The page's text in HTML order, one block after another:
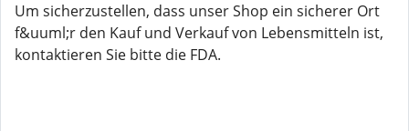
Um sicherzustellen, dass unser Shop ein sicherer Ort
f&uuml;r den Kauf und Verkauf von Lebensmitteln ist,
kontaktieren Sie bitte die FDA.